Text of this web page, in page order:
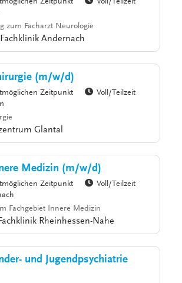
Zeitpunkt
Voll/Teilzeit
zum Facharzt Neurologie
Andernach
(m/w/d)
Zeitpunkt
Voll/Teilzeit
Glantal
Medizin (m/w/d)
Zeitpunkt
Voll/Teilzeit
Fachgebiet Innere Medizin
Rheinhessen-Nahe
und Jugendpsychiatrie